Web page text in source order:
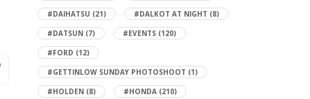
#DAIHATSU (21) #DALKOT AT NIGHT (8)
#DATSUN (7) #EVENTS (120)
#FORD (12)
#GETTINLOW SUNDAY PHOTOSHOOT (1)
#HOLDEN (8) #HONDA (210)